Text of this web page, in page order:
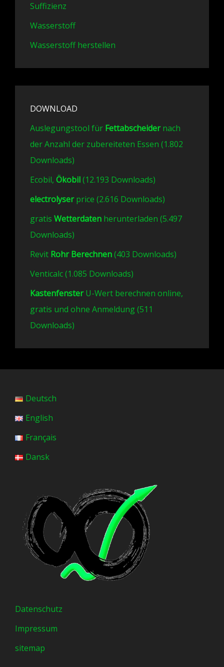
Suffizienz
Wasserstoff
Wasserstoff herstellen
DOWNLOAD
Auslegungstool für Fettabscheidernach
der Anzahl der zubereiteten Essen (1.802
Downloads)
Ecobil, Ökobil(12.193 Downloads)
electrolyserprice (2.616 Downloads)
gratis Wetterdaten herunterladen (5.497
Downloads)
Revit Rohr Berechnen(403 Downloads)
Venticalc (1.085 Downloads)
KastenfensterU-Wert berechnen online,
gratis und ohne Anmeldung (511
Downloads)
Deutsch
English
Français
Dansk
Datenschutz
Impressum
sitemap